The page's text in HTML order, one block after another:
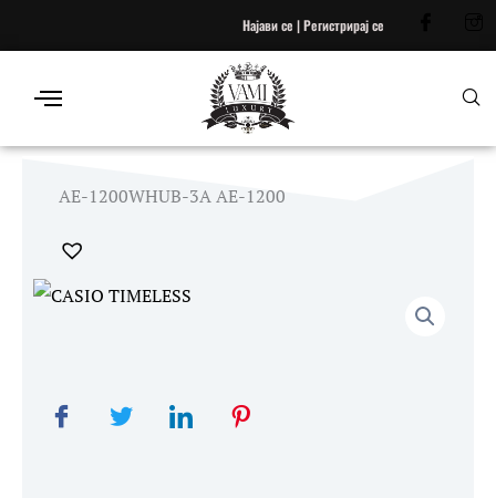
to
Најави се | Регистрирај се
AE-1200WHUB-3A AE-1200